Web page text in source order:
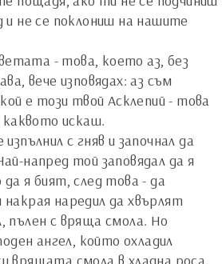
и не се поклониш на нашите
- това, което аз, без
вече изповядах: аз съм
е този твой Асклепий - това
искаш.
с гняв и започнал да
напред той заповядал да я
я бият, след това - да
наредил да хвърлят
пълен с вряща смола. Но
ангел, който охладил